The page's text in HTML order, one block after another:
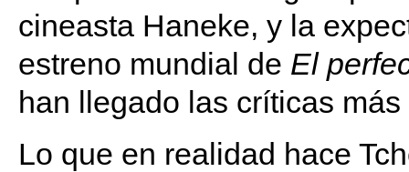
cineasta Haneke, y la
estreno mundial de El
han llegado las críticas más
Lo que en realidad hace